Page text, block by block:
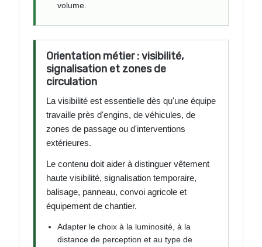
volume.
Orientation métier : visibilité,
signalisation et zones de
circulation
La visibilité est essentielle dès qu'une équipe
travaille près d'engins, de véhicules, de
zones de passage ou d'interventions
extérieures.
Le contenu doit aider à distinguer vêtement
haute visibilité, signalisation temporaire,
balisage, panneau, convoi agricole et
équipement de chantier.
Adapter le choix à la luminosité, à la
distance de perception et au type de